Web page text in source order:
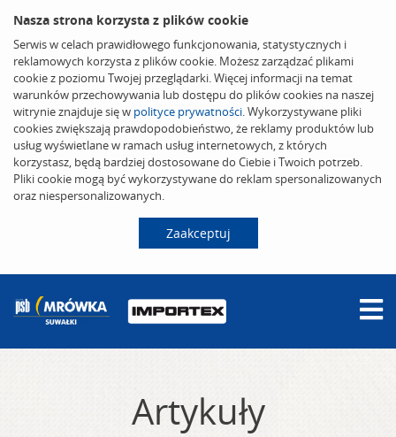
Nasza strona korzysta z plików cookie
Serwis w celach prawidłowego funkcjonowania, statystycznych i
reklamowych korzysta z plików cookie. Możesz zarządzać plikami
cookie z poziomu Twojej przeglądarki. Więcej informacji na temat
warunków przechowywania lub dostępu do plików cookies na naszej
witrynie znajduje się w polityce prywatności. Wykorzystywane pliki
cookies zwiększają prawdopodobieństwo, że reklamy produktów lub
usług wyświetlane w ramach usług internetowych, z których
korzystasz, będą bardziej dostosowane do Ciebie i Twoich potrzeb.
Pliki cookie mogą być wykorzystywane do reklam spersonalizowanych
oraz niespersonalizowanych.
Zaakceptuj
Artykuły